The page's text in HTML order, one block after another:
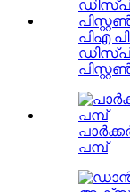
പിഎ
പമ്പ്